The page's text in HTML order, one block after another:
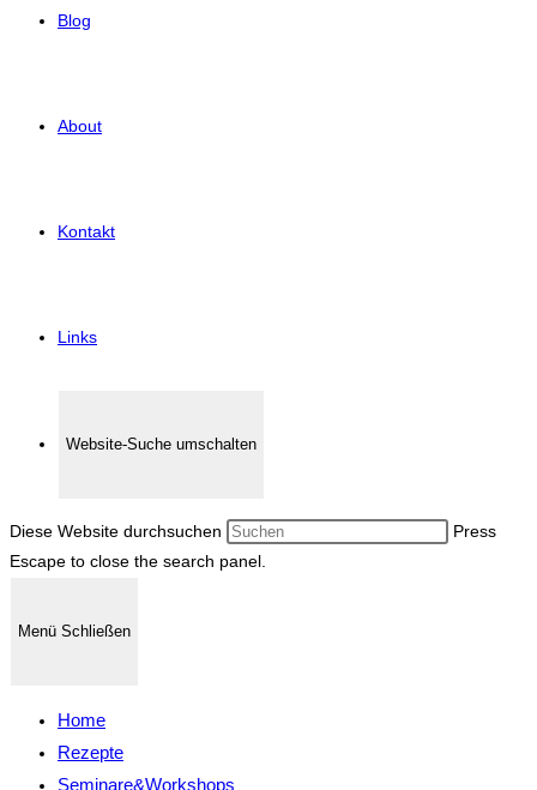
Blog
About
Kontakt
Links
Website-Suche umschalten
Diese Website durchsuchen
Press
Escape to close the search panel.
Menü Schließen
Home
Rezepte
Seminare&Workshops